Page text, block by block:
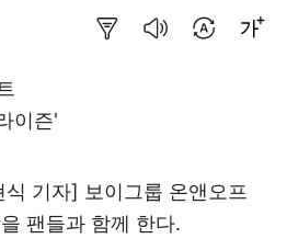
이즌'
기자] 보이그룹 온앤오프
팬들과 함께 한다.